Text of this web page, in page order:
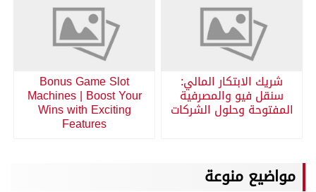
شريك الابتكار المالي:
سنقل فيو والمصرفية
المفتوحة وحلول الشركات
Bonus Game Slot
Machines | Boost Your
Wins with Exciting
Features
مواضيع منوعة